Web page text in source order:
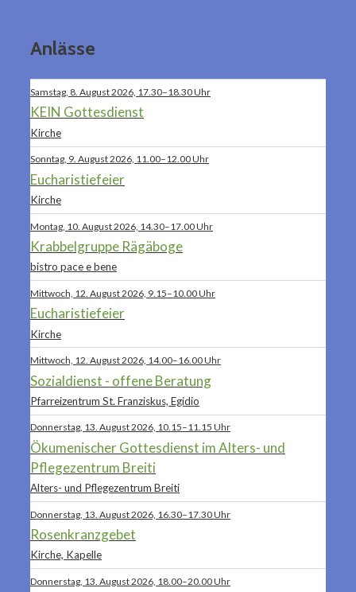
Anlässe
Samstag, 8. August 2026, 17.30–18.30 Uhr
KEIN Gottesdienst
Kirche
Sonntag, 9. August 2026, 11.00–12.00 Uhr
Eucharistiefeier
Kirche
Montag, 10. August 2026, 14.30–17.00 Uhr
Krabbelgruppe Rägäboge
bistro pace e bene
Mittwoch, 12. August 2026, 9.15–10.00 Uhr
Eucharistiefeier
Kirche
Mittwoch, 12. August 2026, 14.00–16.00 Uhr
Sozialdienst - offene Beratung
Pfarreizentrum St. Franziskus, Egidio
Donnerstag, 13. August 2026, 10.15–11.15 Uhr
Ökumenischer Gottesdienst im Alters- und
Pflegezentrum Breiti
Alters- und Pflegezentrum Breiti
Donnerstag, 13. August 2026, 16.30–17.30 Uhr
Rosenkranzgebet
Kirche, Kapelle
Donnerstag, 13. August 2026, 18.00–20.00 Uhr